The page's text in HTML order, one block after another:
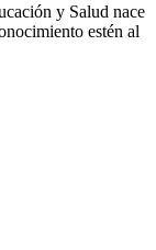
y Salud nace
estén al